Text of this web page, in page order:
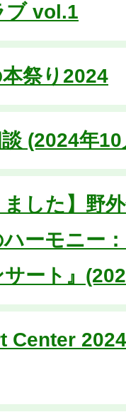
ブ vol.1
本祭り2024
(2024年10
ました】野
ハーモニー
ート』
Center